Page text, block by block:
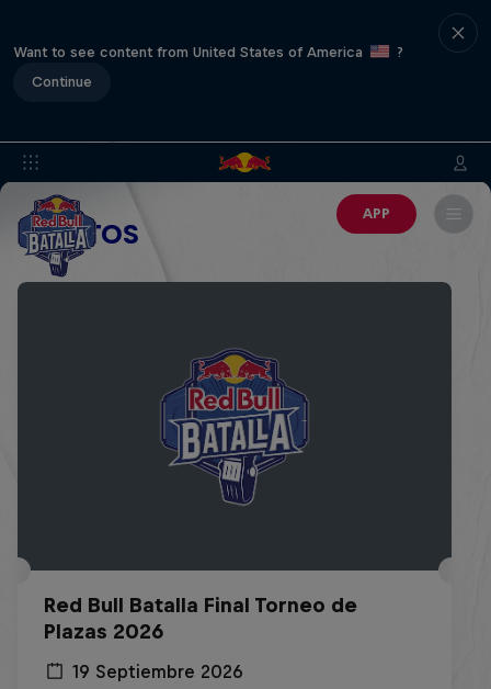
Want to see content from United States of America
?
Continue
APP
EVENTOS
Red Bull Batalla Final Torneo de
Plazas 2026
19 Septiembre 2026